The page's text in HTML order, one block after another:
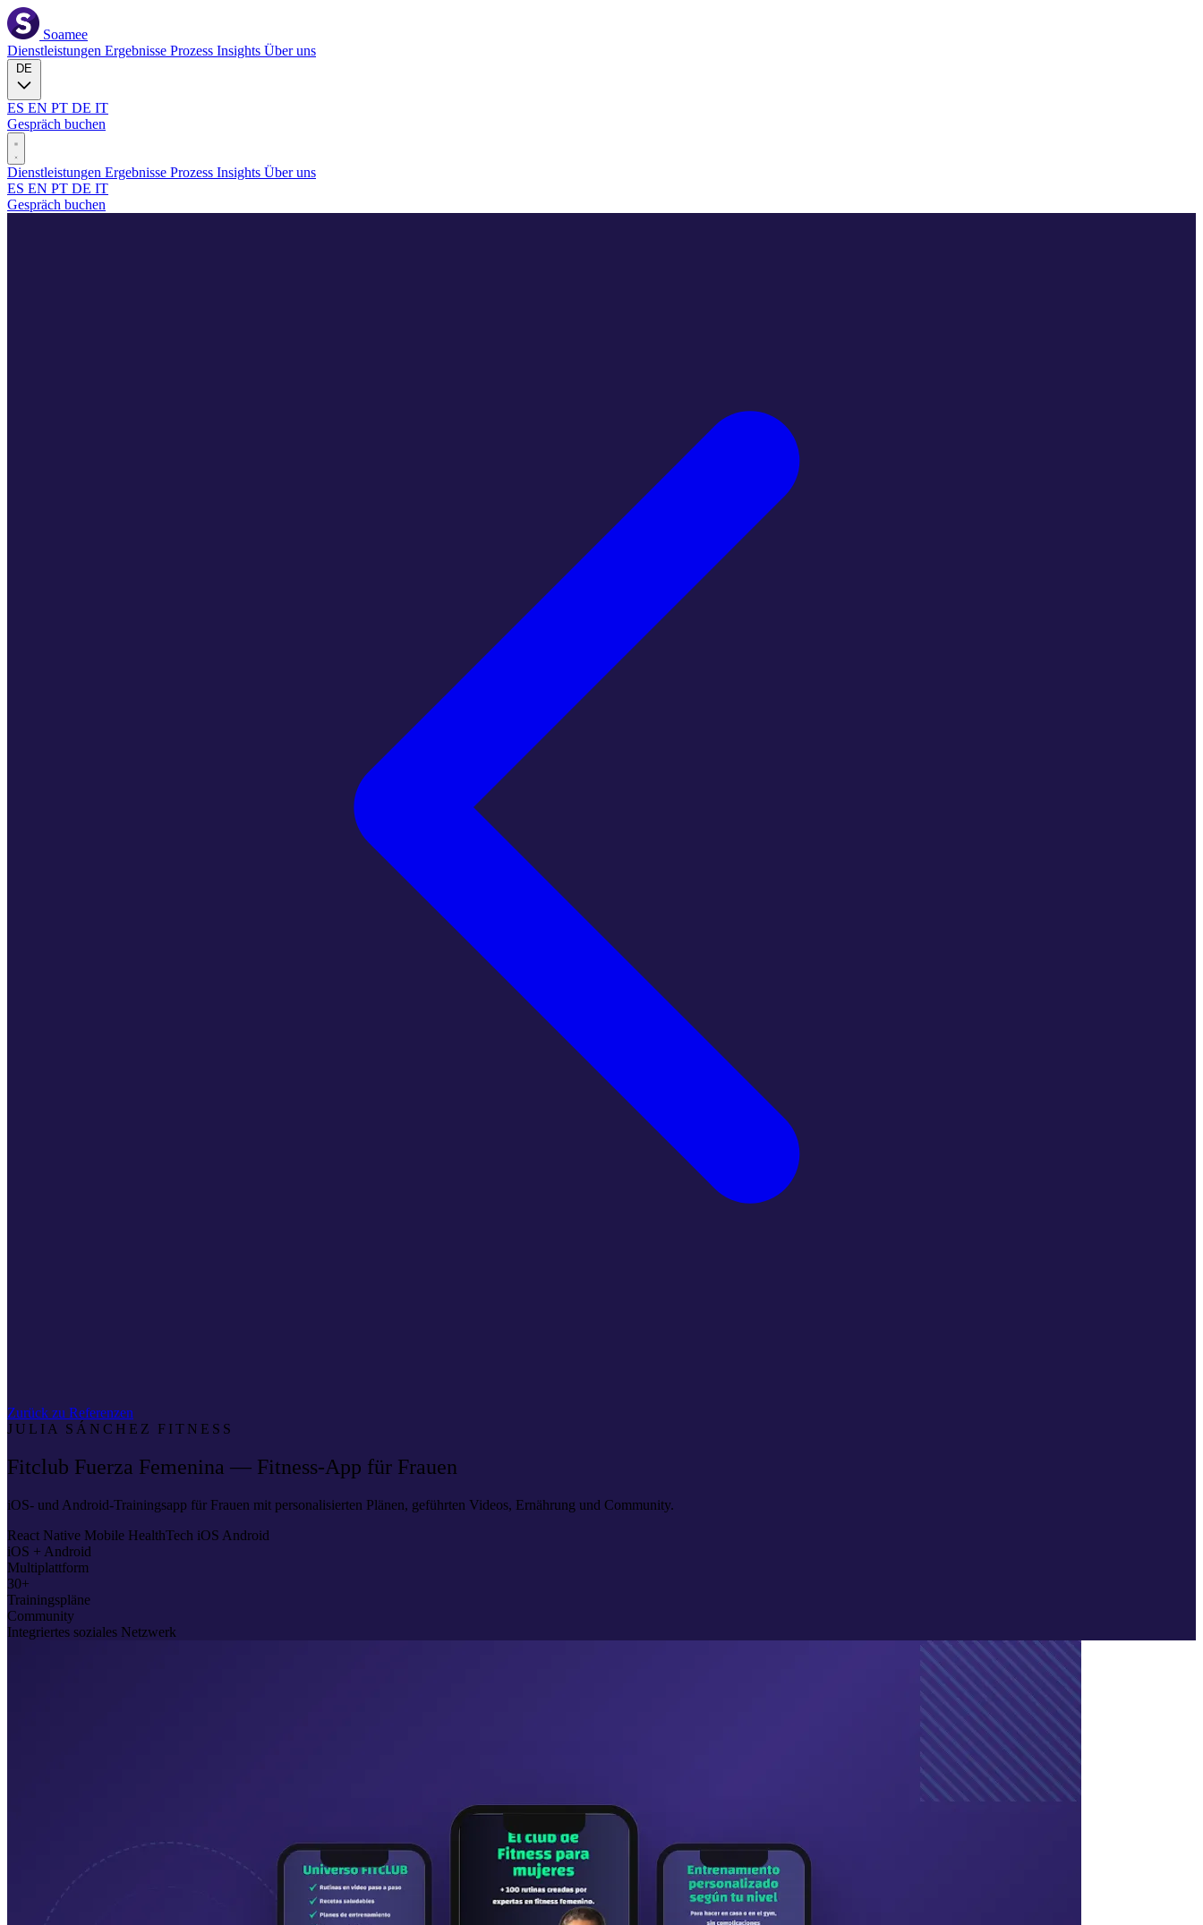
Soamee
Dienstleistungen Ergebnisse Prozess Insights Über uns
ES EN PT DE IT
Gespräch buchen
Dienstleistungen Ergebnisse Prozess Insights Über uns
ES EN PT DE IT
Gespräch buchen
Zurück zu Referenzen
JULIA SÁNCHEZ FITNESS
Fitclub Fuerza Femenina — Fitness-App für Frauen
iOS- und Android-Trainingsapp für Frauen mit personalisierten Plänen, geführten Videos, Ernährung und Community.
React Native Mobile HealthTech iOS Android
iOS + Android
Multiplattform
30+
Trainingspläne
Community
Integriertes soziales Netzwerk